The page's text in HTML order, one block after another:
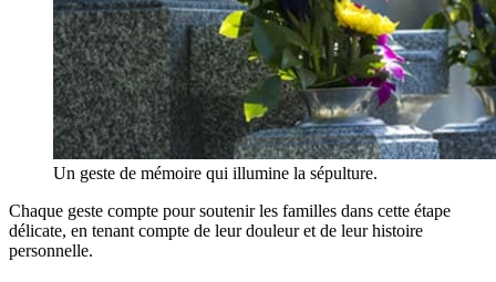
Un geste de mémoire qui illumine la sépulture.
Chaque geste compte pour soutenir les familles dans cette étape
délicate, en tenant compte de leur douleur et de leur histoire
personnelle.